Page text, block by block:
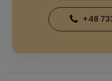
+48